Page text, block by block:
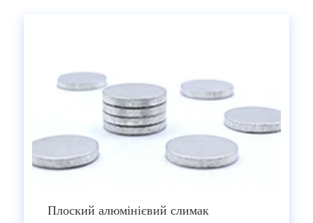
Плоский алюмінієвий слимак